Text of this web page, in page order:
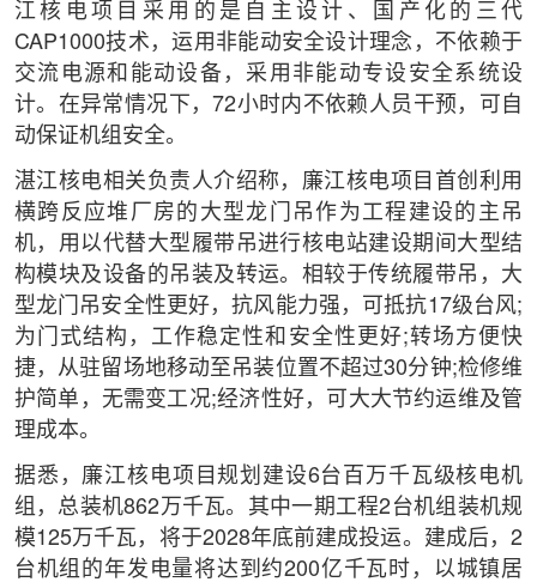
江核电项目采用的是自主设计、国产化的三代
CAP1000技术，运用非能动安全设计理念，不依赖于
交流电源和能动设备，采用非能动专设安全系统设
计。在异常情况下，72小时内不依赖人员干预，可自
动保证机组安全。
湛江核电相关负责人介绍称，廉江核电项目首创利用
横跨反应堆厂房的大型龙门吊作为工程建设的主吊
机，用以代替大型履带吊进行核电站建设期间大型结
构模块及设备的吊装及转运。相较于传统履带吊，大
型龙门吊安全性更好，抗风能力强，可抵抗17级台风;
为门式结构，工作稳定性和安全性更好;转场方便快
捷，从驻留场地移动至吊装位置不超过30分钟;检修维
护简单，无需变工况;经济性好，可大大节约运维及管
理成本。
据悉，廉江核电项目规划建设6台百万千瓦级核电机
组，总装机862万千瓦。其中一期工程2台机组装机规
模125万千瓦，将于2028年底前建成投运。建成后，2
台机组的年发电量将达到约200亿千瓦时，以城镇居